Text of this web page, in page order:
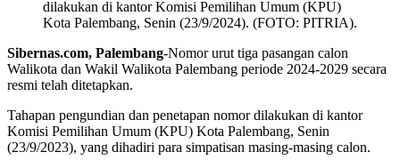
dilakukan di kantor Komisi Pemilihan Umum (KPU)
Kota Palembang, Senin (23/9/2024). (FOTO: PITRIA).
Sibernas.com, Palembang-Nomor urut tiga pasangan calon
Walikota dan Wakil Walikota Palembang periode 2024-2029 secara
resmi telah ditetapkan.
Tahapan pengundian dan penetapan nomor dilakukan di kantor
Komisi Pemilihan Umum (KPU) Kota Palembang, Senin
(23/9/2023), yang dihadiri para simpatisan masing-masing calon.